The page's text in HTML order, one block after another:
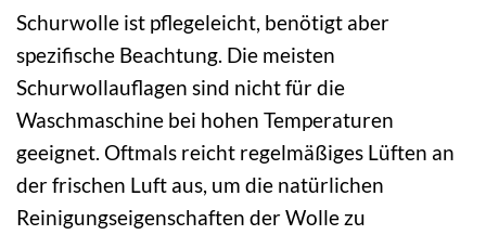
Schurwolle ist pflegeleicht, benötigt aber
spezifische Beachtung. Die meisten
Schurwollauflagen sind nicht für die
Waschmaschine bei hohen Temperaturen
geeignet. Oftmals reicht regelmäßiges Lüften an
der frischen Luft aus, um die natürlichen
Reinigungseigenschaften der Wolle zu